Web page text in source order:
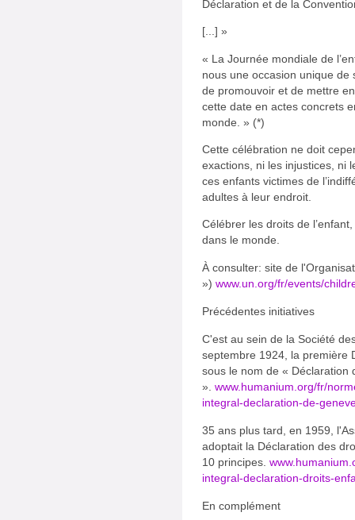
Déclaration et de la
[...] »
« La Journée mondiale de
nous une occasion unique de
de promouvoir et de mettre
cette date en actes concrets
monde. » (*)
Cette célébration ne doit
exactions, ni les injustices, ni
ces enfants victimes de
adultes à leur endroit.
Célébrer les droits de
dans le monde.
À consulter: site de
») www.un.org/fr/events/
Précédentes initiatives
C'est au sein de la Société
septembre 1924, la première
sous le nom de « Déclaration
». www.humanium.org/fr/
integral-declaration-de-
35 ans plus tard, en 1959,
adoptait la Déclaration des
10 principes.
integral-declaration-droits-
En complément